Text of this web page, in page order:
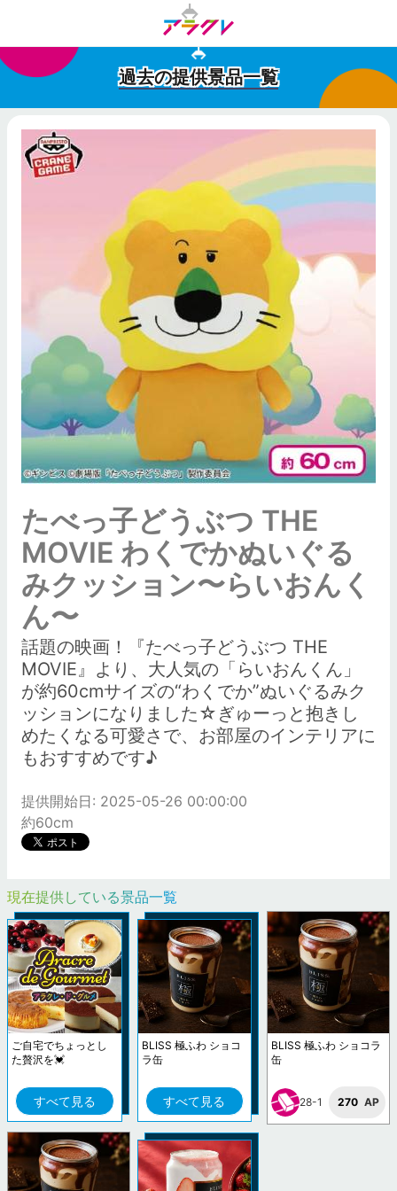
過去の提供景品一覧
たべっ子どうぶつ THE
MOVIE わくでかぬいぐる
みクッション〜らいおんく
ん〜
話題の映画！『たべっ子どうぶつ THE
MOVIE』より、大人気の「らいおんくん」
が約60cmサイズの“わくでか”ぬいぐるみク
ッションになりました☆ぎゅーっと抱きし
めたくなる可愛さで、お部屋のインテリアに
もおすすめです♪
提供開始日: 2025-05-26 00:00:00
約60cm
現在提供している景品一覧
ご自宅でちょっとし
た贅沢を💓
すべて見る
BLISS 極ふわ ショコ
ラ缶
すべて見る
BLISS 極ふわ ショコラ
缶
28-1 270 AP